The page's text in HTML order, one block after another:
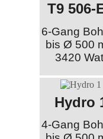
T9 506-
6-Gang
bis Ø 500
3420
Hydro
4-Gang